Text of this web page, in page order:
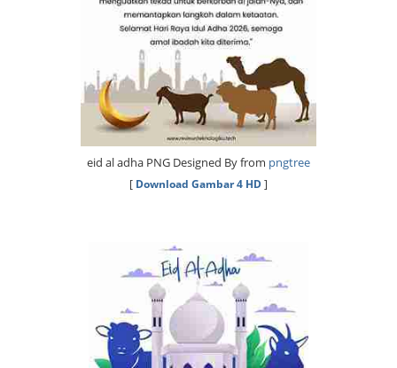
eid al adha PNG Designed By from pngtree
[ Download Gambar 4 HD]